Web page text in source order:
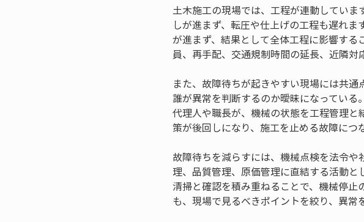
土木施工の現場では、工程が連動してい
しが進まず、転圧や仕上げの工程も遅れ
が進まず、結果として全体工程に影響す
員、再手配、交通規制時間の延長、近隣対
また、故障待ちが起きやすい現場には共通
誰が異常を判断するのか曖昧になってい
代理人や職長が、機械の状態を工程管理
策が後回しになり、施工を止める故障につ
故障待ちを減らすには、機械点検を法令
理、品質管理、原価管理に直結する活動
清掃と確認を積み重ねることで、機械停
も、現場で見るべきポイントを絞り、異常